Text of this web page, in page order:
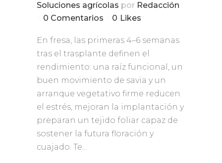
Soluciones agrícolas por Redacción
0 Comentarios
0 Likes
En fresa, las primeras 4–6 semanas
tras el trasplante definen el
rendimiento: una raíz funcional, un
buen movimiento de savia y un
arranque vegetativo firme reducen
el estrés, mejoran la implantación y
preparan un tejido foliar capaz de
sostener la futura floración y
cuajado. Te...